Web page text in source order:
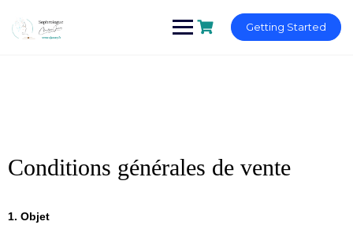
Getting Started
Conditions générales de vente
1. Objet